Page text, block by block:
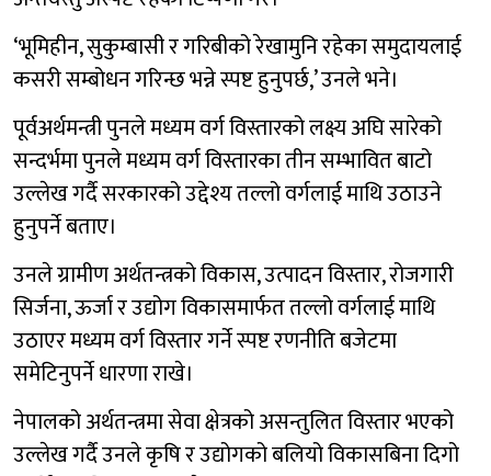
‘भूमिहीन, सुकुम्बासी र गरिबीको रेखामुनि रहेका समुदायलाई
कसरी सम्बोधन गरिन्छ भन्ने स्पष्ट हुनुपर्छ,’ उनले भने।
पूर्वअर्थमन्त्री पुनले मध्यम वर्ग विस्तारको लक्ष्य अघि सारेको
सन्दर्भमा पुनले मध्यम वर्ग विस्तारका तीन सम्भावित बाटो
उल्लेख गर्दै सरकारको उद्देश्य तल्लो वर्गलाई माथि उठाउने
हुनुपर्ने बताए।
उनले ग्रामीण अर्थतन्त्रको विकास, उत्पादन विस्तार, रोजगारी
सिर्जना, ऊर्जा र उद्योग विकासमार्फत तल्लो वर्गलाई माथि
उठाएर मध्यम वर्ग विस्तार गर्ने स्पष्ट रणनीति बजेटमा
समेटिनुपर्ने धारणा राखे।
नेपालको अर्थतन्त्रमा सेवा क्षेत्रको असन्तुलित विस्तार भएको
उल्लेख गर्दै उनले कृषि र उद्योगको बलियो विकासबिना दिगो